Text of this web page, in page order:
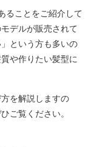
ることをご紹介して
デルが販売されて
という方も多いの
や作りたい髪型に
を解説しますの
ご覧ください。